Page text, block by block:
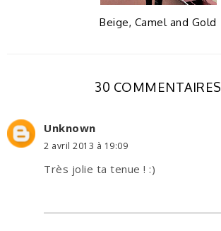
Beige, Camel and Gold
30 COMMENTAIRES
Unknown
2 avril 2013 à 19:09
Très jolie ta tenue ! :)